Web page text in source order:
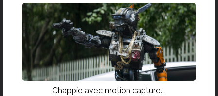
Chappie avec motion capture…